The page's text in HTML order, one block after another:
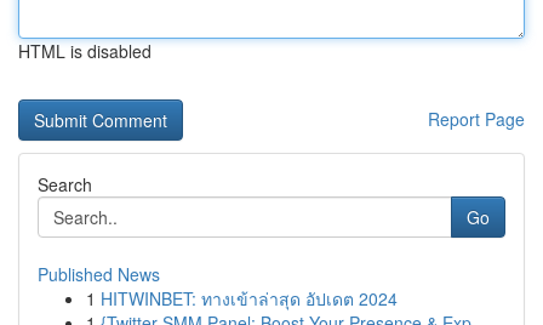
HTML is disabled
Report Page
Search
Go
Published News
1 HITWINBET: ทางเข้าล่าสุด อัปเดต 2024